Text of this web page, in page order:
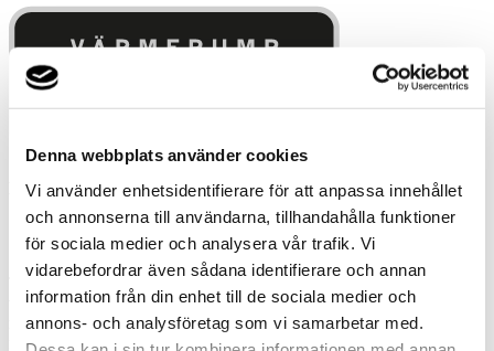
Denna webbplats använder cookies
Vi använder enhetsidentifierare för att anpassa innehållet
och annonserna till användarna, tillhandahålla funktioner
för sociala medier och analysera vår trafik. Vi
vidarebefordrar även sådana identifierare och annan
information från din enhet till de sociala medier och
annons- och analysföretag som vi samarbetar med.
Hemligheten bakom
100 år av värmländsk innovation
värmelösningar. Det gör att vi vågar lova unik kvalitet,
marknadsledande teknik och innovativa produkter. Med inspiration
från naturen levererar Thermia, tillsammans med erfarna